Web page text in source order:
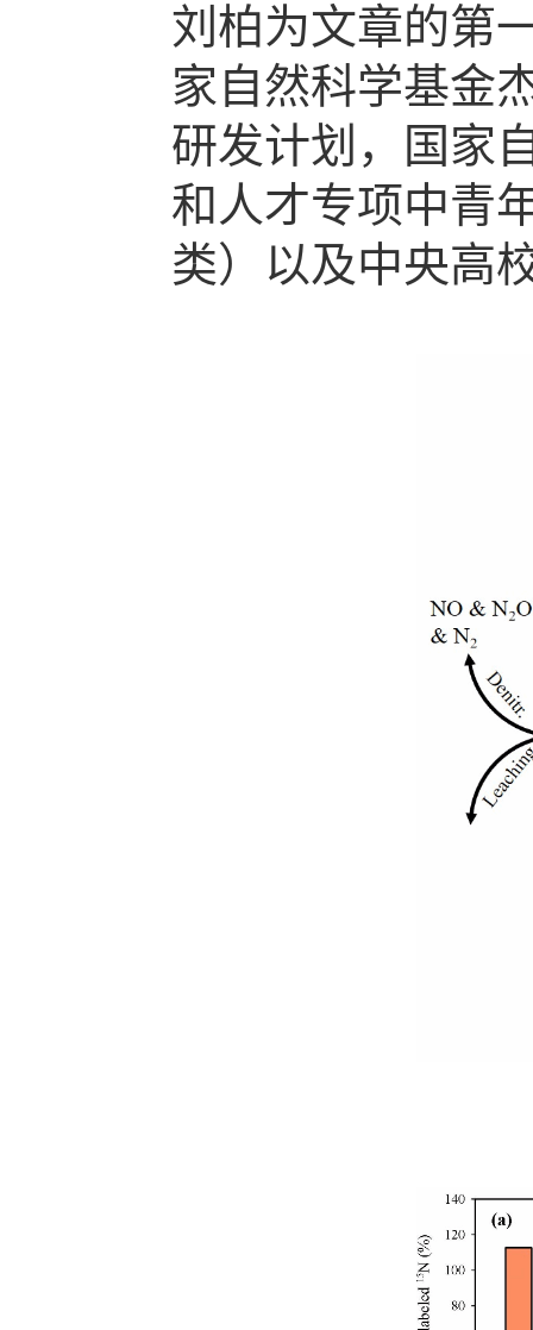
刘柏为文章的第
家自然科学基金
研发计划，国家
和人才专项中青
类）以及中央高